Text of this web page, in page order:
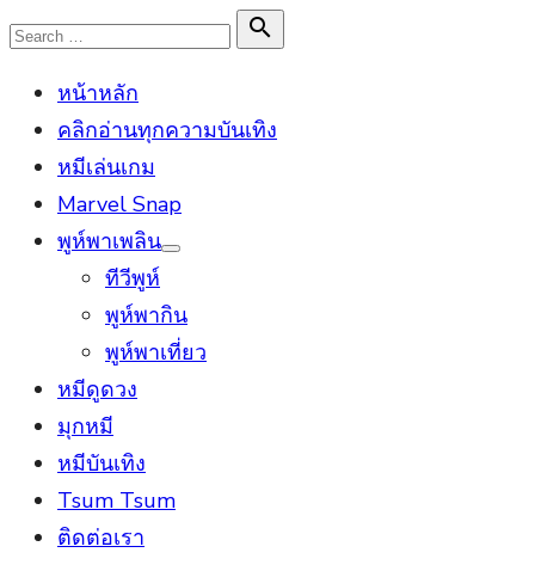
Skip
content
Search

Search
หน้าหลัก
คลิกอ่านทุกความบันเทิง
หมีเล่นเกม
Marvel Snap
พูห์พาเพลิน
Show
ทีวีพูห์
พูห์พากิน
พูห์พาเที่ยว
หมีดูดวง
มุกหมี
หมีบันเทิง
Tsum Tsum
ติดต่อเรา